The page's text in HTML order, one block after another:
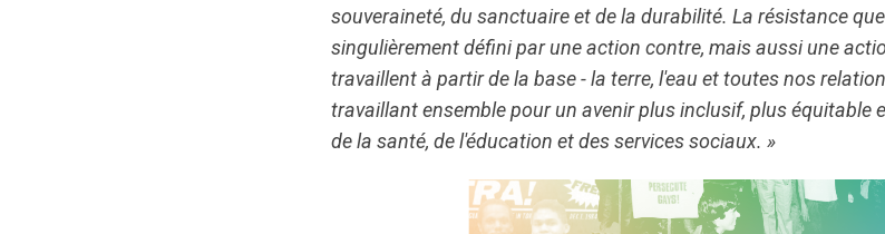
souveraineté, du sanctuaire et de la durabilité. La résistance
singulièrement défini par une action contre, mais aussi une
travaillent à partir de la base - la terre, l'eau et toutes nos
travaillant ensemble pour un avenir plus inclusif, plus équitable
de la santé, de l'éducation et des services sociaux. »